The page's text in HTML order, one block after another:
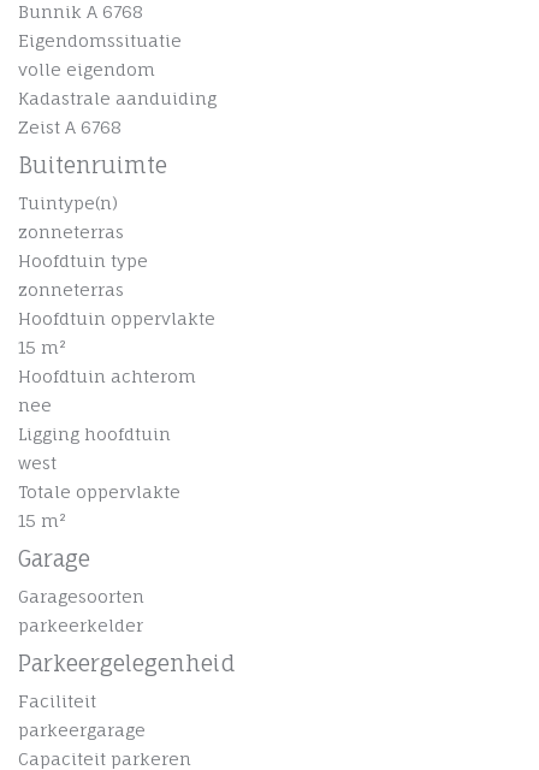
Bunnik A 6768
Eigendomssituatie
volle eigendom
Kadastrale aanduiding
Zeist A 6768
Buitenruimte
Tuintype(n)
zonneterras
Hoofdtuin type
zonneterras
Hoofdtuin oppervlakte
15 m²
Hoofdtuin achterom
nee
Ligging hoofdtuin
west
Totale oppervlakte
15 m²
Garage
Garagesoorten
parkeerkelder
Parkeergelegenheid
Faciliteit
parkeergarage
Capaciteit parkeren